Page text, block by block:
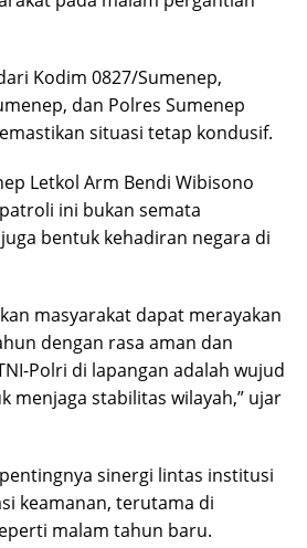
Kodim 0827/Sumenep,
dan Polres Sumenep
situasi tetap kondusif.
Letkol Arm Bendi Wibisono
ini bukan semata
bentuk kehadiran negara di
masyarakat dapat merayakan
dengan rasa aman dan
Polri di lapangan adalah wujud
menjaga stabilitas wilayah,” ujar
sinergi lintas institusi
keamanan, terutama di
malam tahun baru.